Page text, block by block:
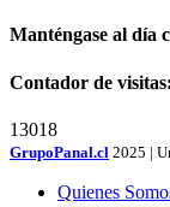
Manténgase al día
Contador de visitas:
13018
GrupoPanal.cl 2025 |
Quienes